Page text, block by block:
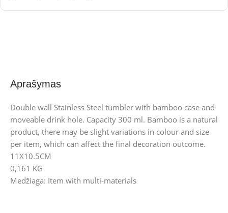
Aprašymas
Double wall Stainless Steel tumbler with bamboo case and
moveable drink hole. Capacity 300 ml. Bamboo is a natural
product, there may be slight variations in colour and size
per item, which can affect the final decoration outcome.
11X10.5CM
0,161 KG
Medžiaga: Item with multi-materials